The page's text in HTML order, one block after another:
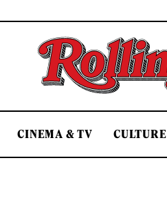
CINEMA & TV CULTURE